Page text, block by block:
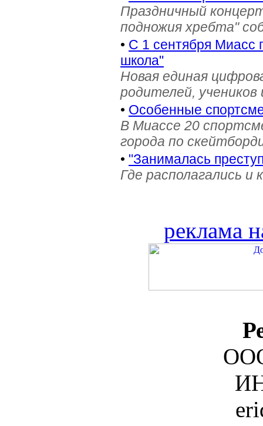
Праздничный
подножия хребта"
• С 1 сентября Миасс
школа"
Новая единая
родителей, учеников
• Особенные
В Миассе 20
города по
• "Занималась
Где располагались и
реклама